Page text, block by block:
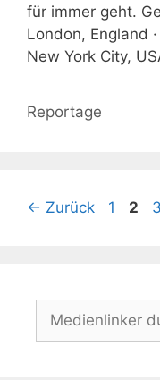
für immer geht.
London, England
New York City,
Kategorien
Reportage
← Zurück Seite
1 Seite
2 3
Suchen